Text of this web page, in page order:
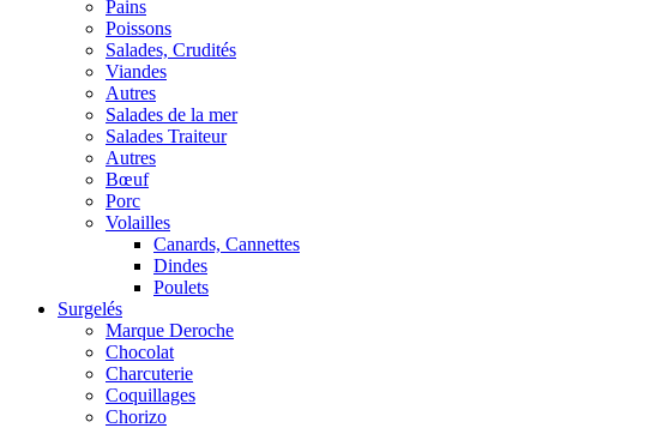
Pains
Poissons
Salades, Crudités
Viandes
Autres
Salades de la mer
Salades Traiteur
Autres
Bœuf
Porc
Volailles
Canards, Cannettes
Dindes
Poulets
Surgelés
Marque Deroche
Chocolat
Charcuterie
Coquillages
Chorizo